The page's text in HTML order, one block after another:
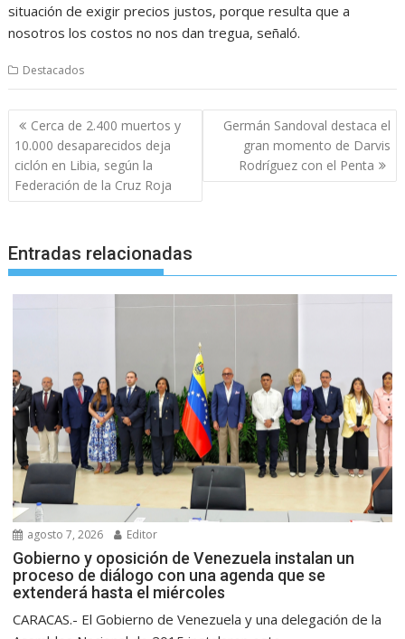
situación de exigir precios justos, porque resulta que a
nosotros los costos no nos dan tregua, señaló.
Destacados
Navegación
de
entradas
Cerca de 2.400 muertos y
10.000 desaparecidos deja
ciclón en Libia, según la
Federación de la Cruz Roja
Germán Sandoval destaca el
gran momento de Darvis
Rodríguez con el Penta
Entradas relacionadas
agosto 7, 2026 Editor
Gobierno y oposición de Venezuela instalan un
proceso de diálogo con una agenda que se
extenderá hasta el miércoles
CARACAS.- El Gobierno de Venezuela y una delegación de la